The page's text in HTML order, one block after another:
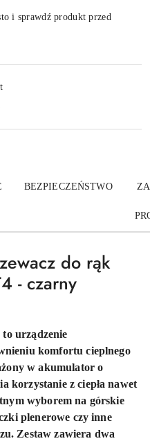
i sprawdź produkt przed
BEZPIECZEŃSTWO
do rąk
- czarny
urządzenie
komfortu cieplnego
w akumulator o
korzystanie z ciepła nawet
wyborem na górskie
plenerowe czy inne
Zestaw zawiera dwa